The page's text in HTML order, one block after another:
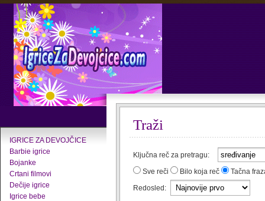
IGRICE ZA DEVOJČICE
Barbie igrice
Bojanke
Crtani filmovi
Dečije igrice
Igrice bebe
Traži
Ključna reč za pretragu:
Sve reči
Bilo koja reč
Tačna
Redosled: